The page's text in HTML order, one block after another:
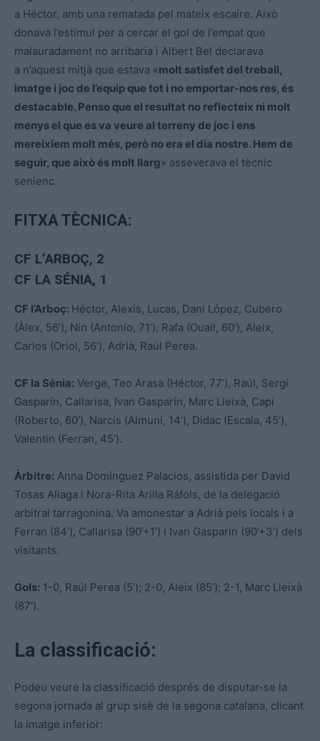
a Héctor, amb una rematada pel mateix escaire. Això
donava l’estímul per a cercar el gol de l’empat que
malauradament no arribaria i Albert Bel declarava
a n’aquest mitjà que estava «molt satisfet del treball,
imatge i joc de l’equip que tot i no emportar-nos res, és
destacable. Penso que el resultat no reflecteix ni molt
menys el que es va veure al terreny de joc i ens
mereixíem molt més, però no era el dia nostre. Hem de
seguir, que això és molt llarg» asseverava el tècnic
senienc.
FITXA TÈCNICA:
CF L’ARBOÇ, 2
CF LA SÉNIA, 1
CF l’Arboç: Héctor, Alexis, Lucas, Dani López, Cubero
(Àlex, 56’), Nin (Antonio, 71’), Rafa (Ouail, 60’), Aleix,
Carlos (Oriol, 56’), Adrià, Raúl Perea.
CF la Sénia: Verge, Teo Arasa (Héctor, 77’), Raúl, Sergi
Gasparín, Callarisa, Ivan Gasparín, Marc Lleixà, Capi
(Roberto, 60’), Narcís (Almuni, 14’), Didac (Escala, 45’),
Valentin (Ferran, 45’).
Àrbitre: Anna Domínguez Palacios, assistida per David
Tosas Aliaga i Nora-Rita Arilla Ráfols, de la delegació
arbitral tarragonina. Va amonestar a Adrià pels locals i a
Ferran (84’), Callarisa (90’+1’) i Ivan Gasparin (90’+3’) dels
visitants.
Gols: 1-0, Raúl Perea (5’); 2-0, Aleix (85’); 2-1, Marc Lleixà
(87’).
La classificació:
Podeu veure la classificació després de disputar-se la
segona jornada al grup sisè de la segona catalana, clicant
la imatge inferior: